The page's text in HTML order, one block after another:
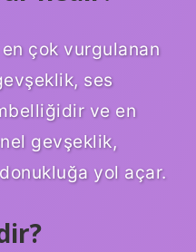
çok vurgulanan
ses
ve en
gevşeklik,
yol açar.